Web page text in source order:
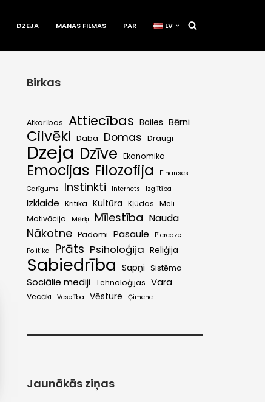
DZEJA MANAS FILMAS PAR LV
Birkas
Atkarības Attiecības Bailes Bērni
Cilvēki Daba Domas Draugi
Dzeja Dzīve Ekonomika
Emocijas Filozofija
Finanses
Garīgums
Instinkti Internets Izglītība
Izklaide Kritika Kultūra Kļūdas Meli
Motivācija
Mērķi Mīlestība Nauda
Nākotne Padomi Pasaule
Pieredze
Politika
Prāts Psiholoģija Reliģija
Sabiedrība Sapņi Sistēma
Sociālie mediji Tehnoloģijas Vara
Vecāki Veselība Vēsture Ģimene
Jaunākās ziņas